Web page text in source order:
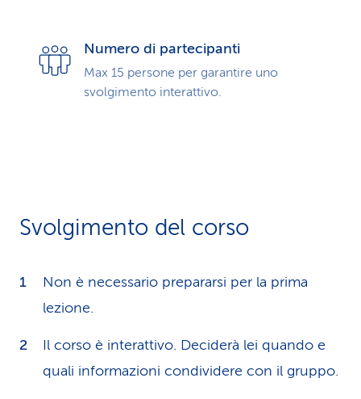
Numero di partecipanti
Max 15 persone per garantire uno
svolgimento interattivo.
Svolgimento del corso
Non è necessario prepararsi per la prima
lezione.
Il corso è interattivo. Deciderà lei quando e
quali informazioni condividere con il gruppo.